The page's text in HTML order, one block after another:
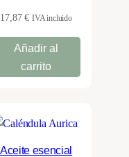
17,87€ IVA incluido
Añadir al
carrito
Aceite esencial